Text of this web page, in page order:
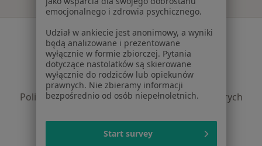
Serwis
Regulamin
Polityka prywatności pacjentów
Polityka prywatności profesjonalistów
Polityka prywatności dla profesjonalistów, których
Polityka cookies
Jak działają wyniki wyszukiwania
emocjonalnego i zdrowia psychicznego.
Udział w ankiecie jest anonimowy, a wyniki
będą analizowane i prezentowane
wyłącznie w formie zbiorczej. Pytania
dotyczące nastolatków są skierowane
wyłącznie do rodziców lub opiekunów
prawnych. Nie zbieramy informacji
bezpośrednio od osób niepełnoletnich.
Start survey